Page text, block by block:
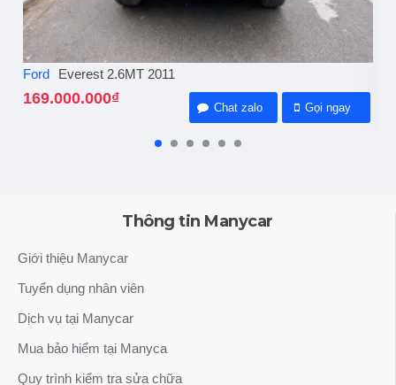
Ford Everest 2.6MT 2011
169.000.000₫
Chat zalo Gọi ngay
Thông tin Manycar
Giới thiệu Manycar
Tuyển dụng nhân viên
Dịch vụ tại Manycar
Mua bảo hiểm tại Manyca
Quy trình kiểm tra sửa chữa